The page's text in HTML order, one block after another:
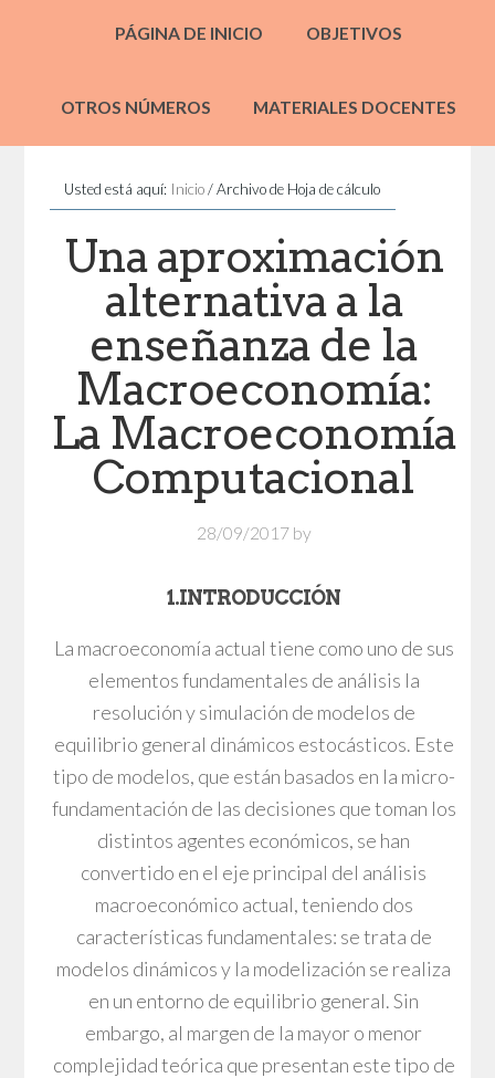
PÁGINA DE INICIO OBJETIVOS
OTROS NÚMEROS MATERIALES DOCENTES
Usted está aquí: Inicio /Archivo de Hoja de cálculo
Una aproximación
alternativa a la
enseñanza de la
Macroeconomía:
La Macroeconomía
Computacional
28/09/2017by
1.INTRODUCCIÓN
La macroeconomía actual tiene como uno de sus
elementos fundamentales de análisis la
resolución y simulación de modelos de
equilibrio general dinámicos estocásticos. Este
tipo de modelos, que están basados en la micro-
fundamentación de las decisiones que toman los
distintos agentes económicos, se han
convertido en el eje principal del análisis
macroeconómico actual, teniendo dos
características fundamentales: se trata de
modelos dinámicos y la modelización se realiza
en un entorno de equilibrio general. Sin
embargo, al margen de la mayor o menor
complejidad teórica que presentan este tipo de